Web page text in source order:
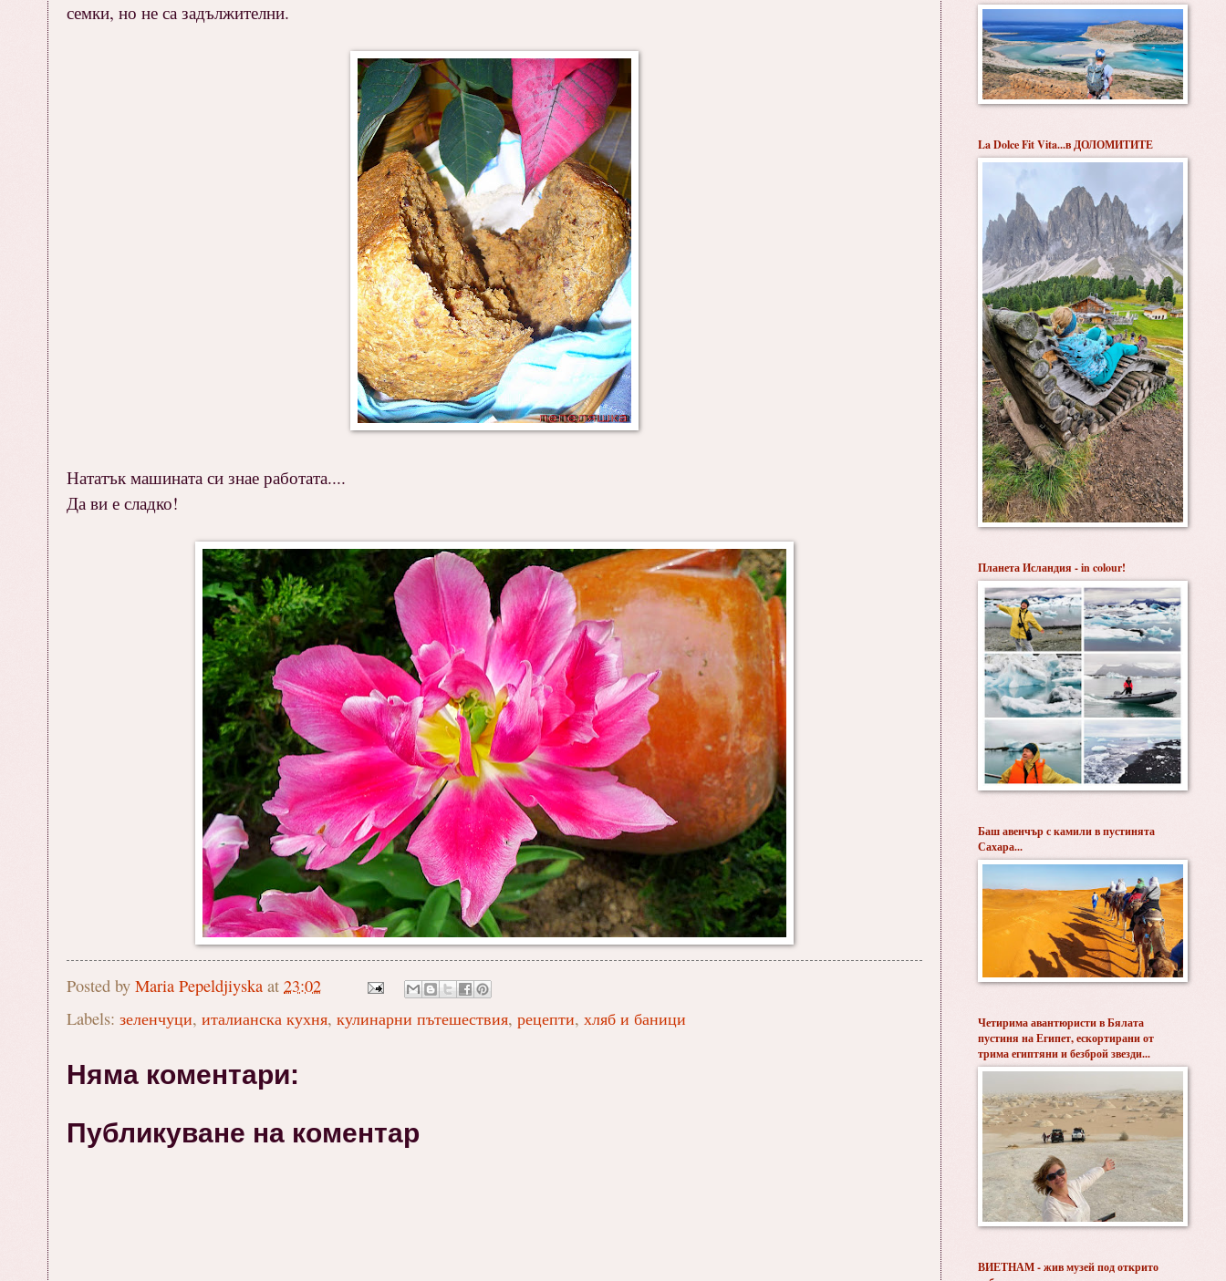
семки, но не са задължителни.
Нататък машината си знае работата....
Да ви е сладко!
Posted by Maria Pepeldjiyska at 23:02
Labels: зеленчуци, италианска кухня, кулинарни пътешествия, рецепти, хляб и баници
Няма коментари:
Публикуване на коментар
La Dolce Fit Vita...в ДОЛОМИТИТЕ
Планета Исландия - in colour!
Баш авенчър с камили в пустинята
Сахара...
Четирима авантюристи в Бялата
пустиня на Египет, ескортирани от
трима египтяни и безброй звезди...
ВИЕТНАМ - жив музей под открито